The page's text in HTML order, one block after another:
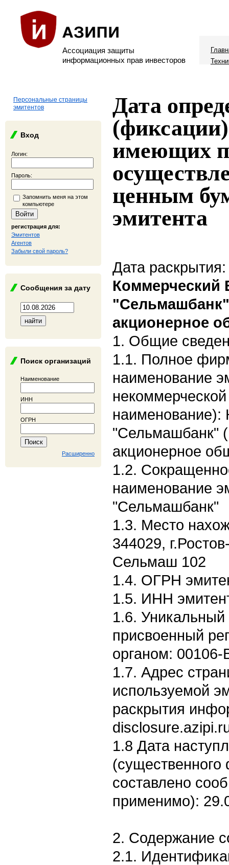
Ассоциация защиты
информационных прав инвесторов
Персональные страницы
эмитентов
Вход
Логин:
Пароль:
Запомнить меня на этом
компьютере
регистрация для:
Эмитентов
Агентов
Забыли свой пароль?
Сообщения за дату
Поиск организаций
Наименование
ИНН
ОГРН
Расширенно
Дата
имеющих
ценным
эмитента
Дата
Коммерческий
акционерное
1. Общие
1.1. Полное
наименование
наименование):
"Сельмашбанк"
акционерное
1.2.
наименование
"Сельмашбанк"
1.3. Место
344029,
Сельмаш 102
1.4. ОГРН
1.5. ИНН
1.6. Уникальный
присвоенный
органом: 00106-
1.7. Адрес
используемой
раскрытия
1.8 Дата
(существенного
составлено
применимо):
2. Содержание
2.1.